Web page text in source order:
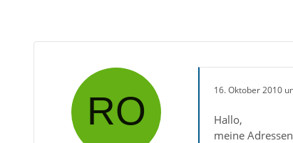
16. Oktober 2010
Hallo,
meine